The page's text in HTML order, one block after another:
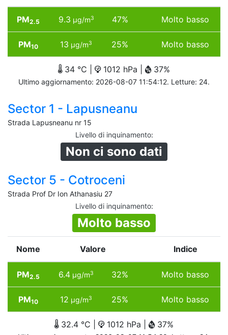
PM2.5 9.3 µg/m3 47% Molto basso
PM10 13 µg/m3 25% Molto basso
34 °C | 1012 hPa | 37%
Ultimo aggiornamento: 2026-08-07 11:54:12. Letture: 24.
Sector 1 - Lapusneanu
Strada Lapusneanu nr 15
Livello di inquinamento:
Non ci sono dati
Sector 5 - Cotroceni
Strada Prof Dr Ion Athanasiu 27
Livello di inquinamento:
Molto basso
Nome Valore Indice
PM2.5 6.4 µg/m3 32% Molto basso
PM10 12 µg/m3 25% Molto basso
32.4 °C | 1012 hPa | 37%